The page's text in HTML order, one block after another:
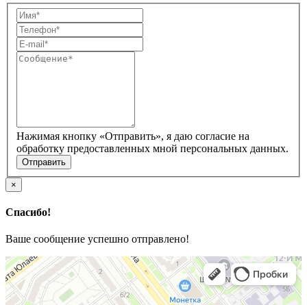
Нажимая кнопку «Отправить», я даю согласие на
обработку предоставленных мной персональных данных.
×
Спасибо!
Ваше сообщение успешно отправлено!